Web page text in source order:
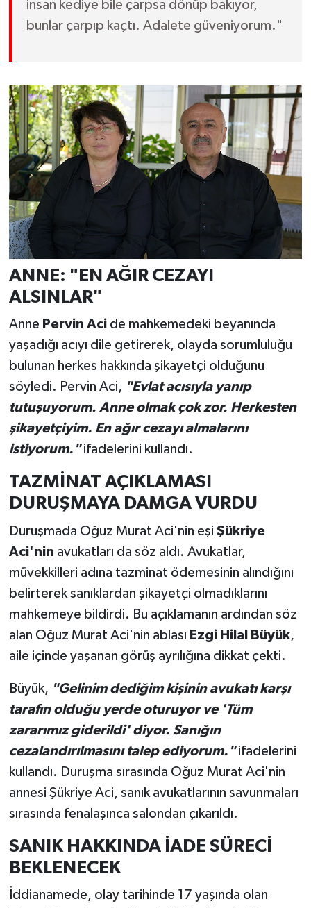
insan kediye bile çarpsa dönüp bakıyor,
bunlar çarpıp kaçtı. Adalete güveniyorum."
ANNE: "EN AĞIR CEZAYI
ALSINLAR"
Anne Pervin Acide mahkemedeki beyanında
yaşadığı acıyı dile getirerek, olayda sorumluluğu
bulunan herkes hakkında şikayetçi olduğunu
söyledi. Pervin Aci, "Evlat acısıyla yanıp
tutuşuyorum. Anne olmak çok zor. Herkesten
şikayetçiyim. En ağır cezayı almalarını
istiyorum."ifadelerini kullandı.
TAZMİNAT AÇIKLAMASI
DURUŞMAYA DAMGA VURDU
Duruşmada Oğuz Murat Aci'nin eşi Şükriye
Aci'nin avukatları da söz aldı. Avukatlar,
müvekkilleri adına tazminat ödemesinin alındığını
belirterek sanıklardan şikayetçi olmadıklarını
mahkemeye bildirdi. Bu açıklamanın ardından söz
alan Oğuz Murat Aci'nin ablası Ezgi Hilal Büyük,
aile içinde yaşanan görüş ayrılığına dikkat çekti.
Büyük, "Gelinim dediğim kişinin avukatı karşı
tarafın olduğu yerde oturuyor ve 'Tüm
zararımız giderildi' diyor. Sanığın
cezalandırılmasını talep ediyorum."ifadelerini
kullandı. Duruşma sırasında Oğuz Murat Aci'nin
annesi Şükriye Aci, sanık avukatlarının savunmaları
sırasında fenalaşınca salondan çıkarıldı.
SANIK HAKKINDA İADE SÜRECİ
BEKLENECEK
İddianamede, olay tarihinde 17 yaşında olan